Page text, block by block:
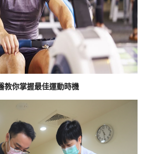
教你掌握最佳運動時機